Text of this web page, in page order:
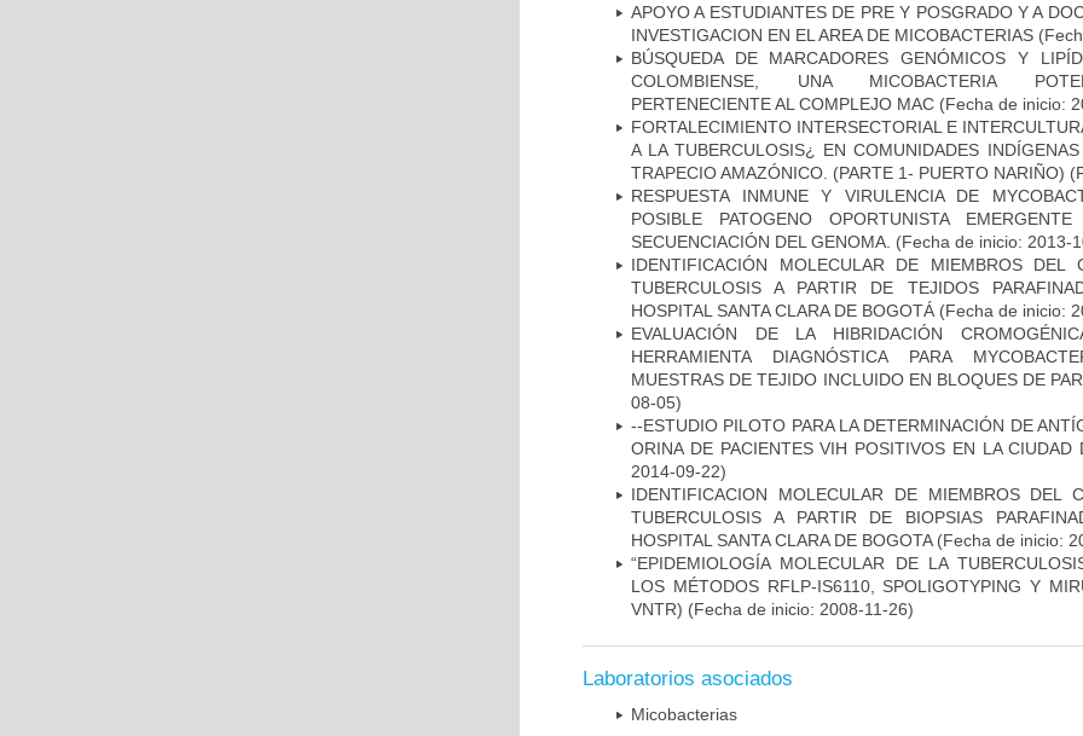
APOYO A ESTUDIANTES DE PRE Y POSGRADO Y A
INVESTIGACION EN EL AREA DE MICOBACTERIAS
BÚSQUEDA DE MARCADORES GENÓMICOS Y
COLOMBIENSE, UNA MICOBACTERIA
PERTENECIENTE AL COMPLEJO MAC (Fecha de inicio:
FORTALECIMIENTO INTERSECTORIAL E
A LA TUBERCULOSIS¿ EN COMUNIDADES
TRAPECIO AMAZÓNICO. (PARTE 1- PUERTO NARIÑO)
RESPUESTA INMUNE Y VIRULENCIA DE
POSIBLE PATOGENO OPORTUNISTA
SECUENCIACIÓN DEL GENOMA. (Fecha de inicio: 2013-
IDENTIFICACIÓN MOLECULAR DE MIEMBROS DEL
TUBERCULOSIS A PARTIR DE TEJIDOS
HOSPITAL SANTA CLARA DE BOGOTÁ (Fecha de inicio:
EVALUACIÓN DE LA HIBRIDACIÓN
HERRAMIENTA DIAGNÓSTICA PARA
MUESTRAS DE TEJIDO INCLUIDO EN BLOQUES DE
08-05)
--ESTUDIO PILOTO PARA LA DETERMINACIÓN DE
ORINA DE PACIENTES VIH POSITIVOS EN LA CIUDAD
2014-09-22)
IDENTIFICACION MOLECULAR DE MIEMBROS DEL
TUBERCULOSIS A PARTIR DE BIOPSIAS
HOSPITAL SANTA CLARA DE BOGOTA(Fecha de inicio:
“EPIDEMIOLOGÍA MOLECULAR DE LA
LOS MÉTODOS RFLP-IS6110, SPOLIGOTYPING Y
VNTR) (Fecha de inicio: 2008-11-26)
Laboratorios asociados
Micobacterias